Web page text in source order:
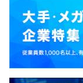
現在は自社サー
メンバーの教育
チームとして